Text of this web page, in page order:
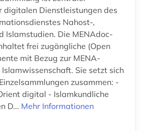
digitalen Dienstleistungen des
Nahost-,
Islamstudien. Die MENAdoc-
frei zugängliche (Open
mit Bezug zur MENA-
Islamwissenschaft. Sie setzt sich
zusammen: -
digital - Islamkundliche
D... Mehr Informationen